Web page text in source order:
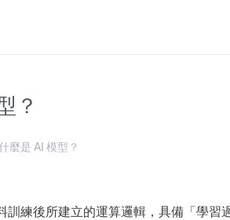
？
麼是 AI 模型？
訓練後所建立的運算邏輯，具備「學